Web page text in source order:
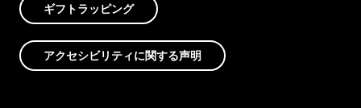
ギフトラッピング
アクセシビリティに関する声明